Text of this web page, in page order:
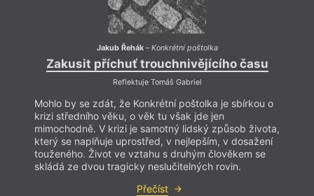
Jakub Řehák–Konkrétní poštolka
Zakusit příchuť trouchnivějícího času
Reflektuje Tomáš Gabriel
Mohlo by se zdát, že Konkrétní poštolka je sbírkou o
krizi středního věku, o věk tu však jde jen
mimochodně. V krizi je samotný lidský způsob života,
který se naplňuje uprostřed, v nejlepším, v dosažení
touženého. Život ve vztahu s druhým člověkem se
skládá ze dvou tragicky neslučitelných rovin.
Přečíst